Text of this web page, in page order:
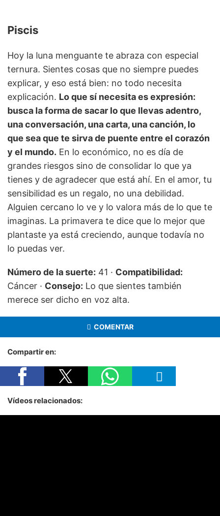
Piscis
Hoy la luna menguante te abraza con especial
ternura. Sientes cosas que no siempre puedes
explicar, y eso está bien: no todo necesita
explicación. Lo que sí necesita es expresión:
busca la forma de sacar lo que llevas adentro,
una conversación, una carta, una canción, lo
que sea que te sirva de puente entre el corazón
y el mundo. En lo económico, no es día de
grandes riesgos sino de consolidar lo que ya
tienes y de agradecer que está ahí. En el amor, tu
sensibilidad es un regalo, no una debilidad.
Alguien cercano lo ve y lo valora más de lo que te
imaginas. La primavera te dice que lo mejor que
plantaste ya está creciendo, aunque todavía no
lo puedas ver.
Número de la suerte: 41 · Compatibilidad:
Cáncer · Consejo: Lo que sientes también
merece ser dicho en voz alta.
COMENTAR
Compartir en:
Vídeos relacionados: